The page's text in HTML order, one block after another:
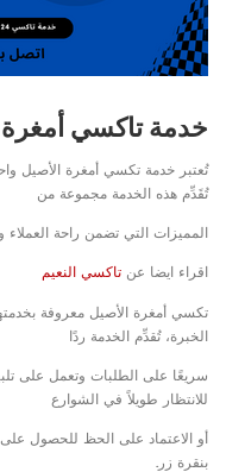
خدمة تاكسي أمغرة
تُعتبر خدمة تكسي أمغرة الأصيل
تُقَدِّم هذه الخدمة مجموعة من
المميزات التي تضمن راحة
اقراء ايضا عن تاكسي النعيم
تكسي أمغرة الأصيل معروفة
الخبرة، تُقدِّم الخدمة ردًا
سريعًا على الطلبات وتعمل على
للانتظار طويلاً في الشوارع
أو الاعتماد على الحظ للحصول
بنقرة زر.